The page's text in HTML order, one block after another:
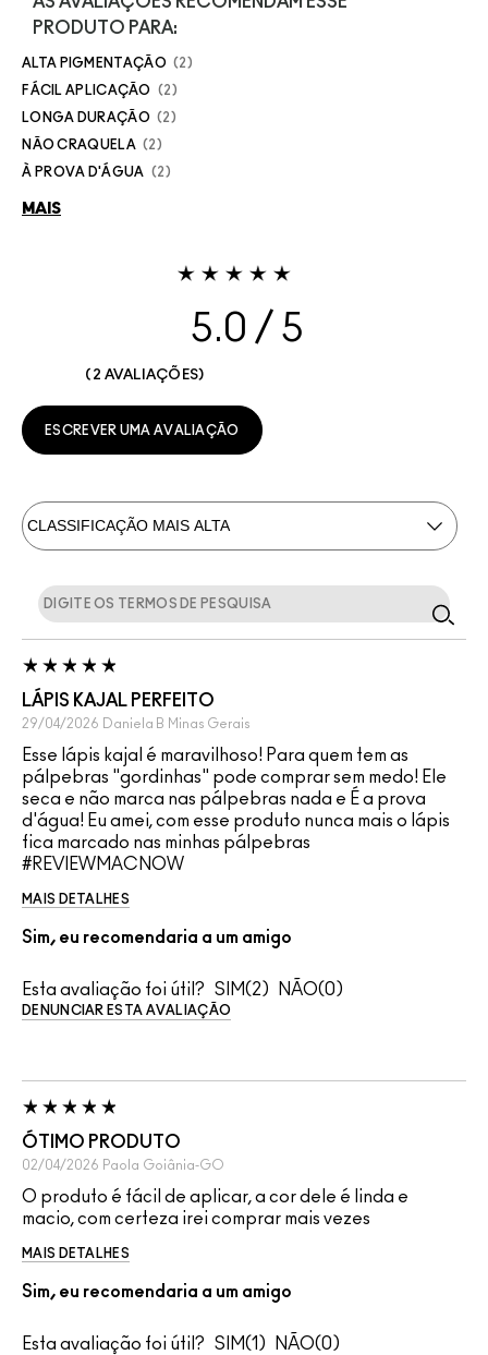
PRODUTO PARA:
ALTA PIGMENTAÇÃO 2
FÁCIL APLICAÇÃO 2
LONGA DURAÇÃO 2
NÃO CRAQUELA 2
À PROVA D'ÁGUA 2
MAIS
5.0
2 AVALIAÇÕES
ESCREVER UMA AVALIAÇÃO
LÁPIS KAJAL PERFEITO
29/04/2026 Daniela B Minas Gerais
Esse lápis kajal é maravilhoso! Para quem tem as
pálpebras "gordinhas" pode comprar sem medo! Ele
seca e não marca nas pálpebras nada e É a prova
d'água! Eu amei, com esse produto nunca mais o lápis
fica marcado nas minhas pálpebras
#REVIEWMACNOW
MAIS DETALHES
Sim, eu recomendaria a um amigo
Esta avaliação foi útil? 2 0
DENUNCIAR ESTA AVALIAÇÃO
ÓTIMO PRODUTO
02/04/2026 Paola Goiânia-GO
O produto é fácil de aplicar, a cor dele é linda e
macio, com certeza irei comprar mais vezes
MAIS DETALHES
Sim, eu recomendaria a um amigo
Esta avaliação foi útil? 1 0